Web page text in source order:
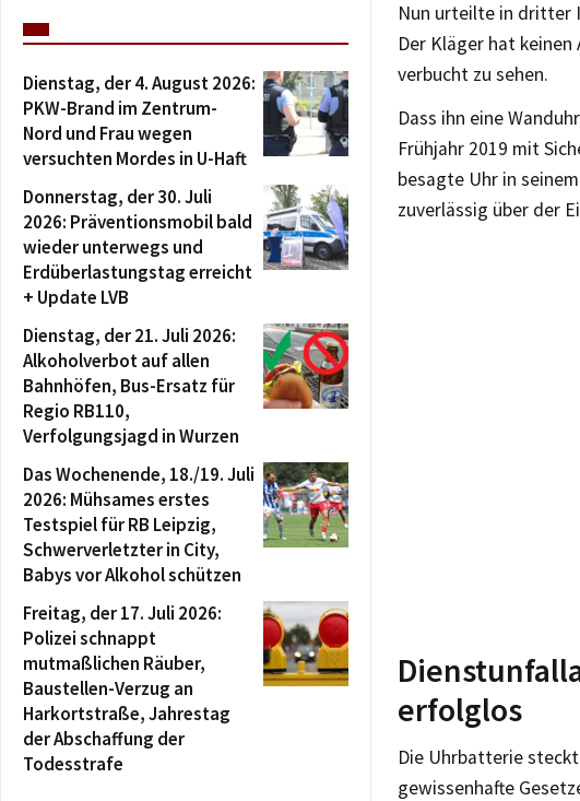
Nun urteilte in dritter
Der Kläger hat
verbucht zu sehen.
Dass ihn eine
Frühjahr 2019 mit
besagte Uhr in
zuverlässig über der
erfolglos
Die Uhrbatterie
gewissenhafte
Dienstag, der 4. August 2026:
PKW-Brand im Zentrum-
Nord und Frau wegen
versuchten Mordes in U-Haft
Donnerstag, der 30. Juli
2026: Präventionsmobil bald
wieder unterwegs und
Erdüberlastungstag erreicht
+ Update LVB
Dienstag, der 21. Juli 2026:
Alkoholverbot auf allen
Bahnhöfen, Bus-Ersatz für
Regio RB110,
Verfolgungsjagd in Wurzen
Das Wochenende, 18./19. Juli
2026: Mühsames erstes
Testspiel für RB Leipzig,
Schwerverletzter in City,
Babys vor Alkohol schützen
Freitag, der 17. Juli 2026:
Polizei schnappt
mutmaßlichen Räuber,
Baustellen-Verzug an
Harkortstraße, Jahrestag
der Abschaffung der
Todesstrafe